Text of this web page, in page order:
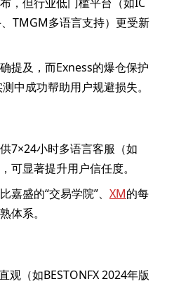
TMGM多语言支持）更受新
确提及，而Exness的爆仓保护
中成功帮助用户规避损失。
供7×24小时多语言客服（如
可显著提升用户信任度。
嘉盛的“交易学院”、 XM的每
体系。
观（如BESTONFX 2024年版